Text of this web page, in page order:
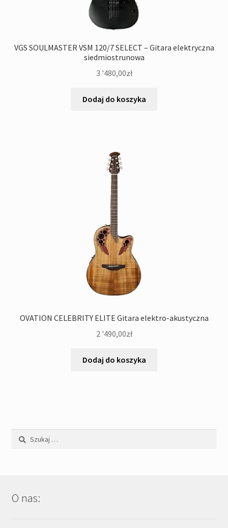
VGS SOULMASTER VSM 120/7 SELECT – Gitara elektryczna
siedmiostrunowa
3 '480,00zł
Dodaj do koszyka
OVATION CELEBRITY ELITE Gitara elektro-akustyczna
2 '490,00zł
Dodaj do koszyka
Szukaj:
O nas: